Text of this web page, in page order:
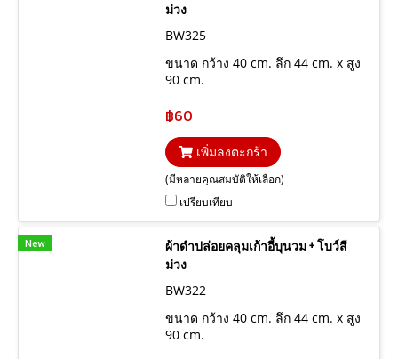
ม่วง
BW325
ขนาด กว้าง 40 cm. ลึก 44 cm. x สูง
90 cm.
฿60
เพิ่มลงตะกร้า
(มีหลายคุณสมบัติให้เลือก)
เปรียบเทียบ
New
ผ้าดำปล่อยคลุมเก้าอี้บุนวม + โบว์สี
ม่วง
BW322
ขนาด กว้าง 40 cm. ลึก 44 cm. x สูง
90 cm.